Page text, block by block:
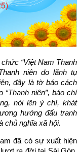
“Việt Nam Thanh
niên do lãnh tụ
đây là tờ báo cách
niên”, báo chí
nói lên ý chí, khát
hướng đấu tranh
chủ nghĩa xã hội.
đã có sự xuất hiện